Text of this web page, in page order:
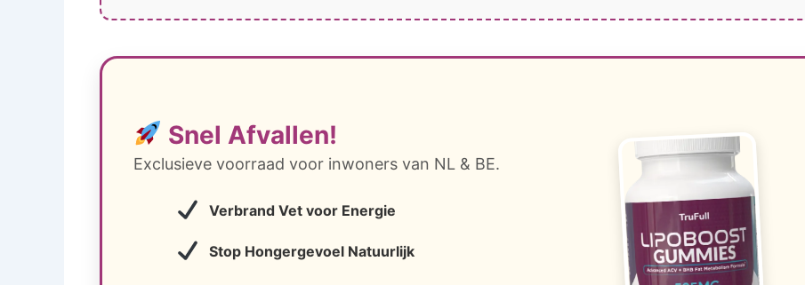
Snel Afvallen!
Exclusieve voorraad voor inwoners van NL & BE.
Verbrand Vet voor Energie
Stop Hongergevoel Natuurlijk